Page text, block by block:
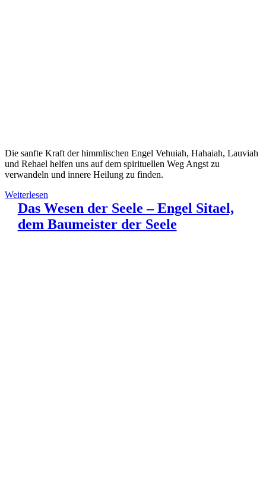
Die sanfte Kraft der himmlischen Engel Vehuiah, Hahaiah, Lauviah
und Rehael helfen uns auf dem spirituellen Weg Angst zu
verwandeln und innere Heilung zu finden.
Weiterlesen
Das Wesen der Seele – Engel Sitael,
dem Baumeister der Seele